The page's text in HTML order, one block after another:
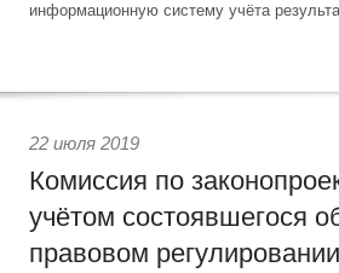
информационную систему учёта
22 июля 2019
Комиссия по
учётом состоявшегося
правовом